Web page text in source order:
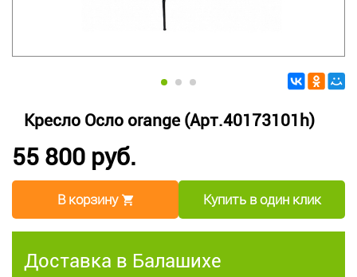
Кресло Осло orange (Арт.40173101h)
55 800 руб.
В корзину Купить в один клик
Доставка в Балашихе